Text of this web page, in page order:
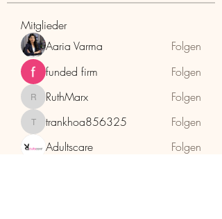
Mitglieder
Aaria Varma
Folgen
funded firm
Folgen
RuthMarx
RuthMarx Folgen
trankhoa856325
trankhoa856325
Folgen
Adultscare
Folgen